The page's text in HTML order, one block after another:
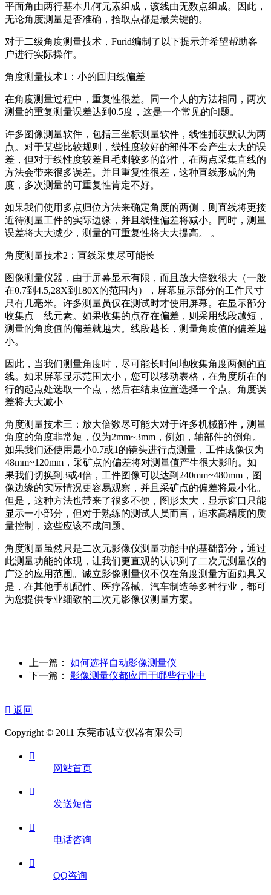
平面角由两行基本几何元素组成，该线由无数点组成。因此，
无论角度测量是否准确，拾取点都是最关键的。
对于二级角度测量技术，Furid编制了以下提示并希望帮助客
户进行实际操作。
角度测量技术1：小的回归线偏差
在角度测量过程中，重复性很差。同一个人的方法相同，两次
测量的重复测量误差达到0.5度，这是一个常见的问题。
许多图像测量软件，包括三坐标测量软件，线性捕获默认为两
点。对于某些比较规则，线性度较好的部件不会产生太大的误
差，但对于线性度较差且毛刺较多的部件，在两点采集直线的
方法会带来很多误差。并且重复性很差，这种直线形成的角
度，多次测量的可重复性肯定不好。
如果我们使用多点归位方法来确定角度的两侧，则直线将更接
近待测量工件的实际边缘，并且线性偏差将减小。同时，测量
误差将大大减少，测量的可重复性将大大提高。 。
角度测量技术2：直线采集尽可能长
图像测量仪器，由于屏幕显示有限，而且放大倍数很大（一般
在0.7到4.5,28X到180X的范围内），屏幕显示部分的工件尺寸
只有几毫米。许多测量员仅在测试时才使用屏幕。在显示部分
收集点 线元素。如果收集的点存在偏差，则采用线段越短，
测量的角度值的偏差就越大。线段越长，测量角度值的偏差越
小。
因此，当我们测量角度时，尽可能长时间地收集角度两侧的直
线。如果屏幕显示范围太小，您可以移动表格，在角度所在的
行的起点处选取一个点，然后在结束位置选择一个点。角度误
差将大大减小
角度测量技术三：放大倍数尽可能大对于许多机械部件，测量
角度的角度非常短，仅为2mm~3mm，例如，轴部件的倒角。
如果我们还使用最小0.7或1的镜头进行点测量，工件成像仅为
48mm~120mm，采矿点的偏差将对测量值产生很大影响。如
果我们切换到3或4倍，工件图像可以达到240mm~480mm，图
像边缘的实际情况更容易观察，并且采矿点的偏差将最小化。
但是，这种方法也带来了很多不便，图形太大，显示窗口只能
显示一小部分，但对于熟练的测试人员而言，追求高精度的质
量控制，这些应该不成问题。
角度测量虽然只是二次元影像仪测量功能中的基础部分，通过
此测量功能的体现，让我们更直观的认识到了二次元测量仪的
广泛的应用范围。诚立影像测量仪不仅在角度测量方面颇具又
是，在其他手机配件、医疗器械、汽车制造等多种行业，都可
为您提供专业细致的二次元影像仪测量方案。
上一篇： 如何选择自动影像测量仪
下一篇： 影像测量仪都应用于哪些行业中
 返回
Copyright © 2011 东莞市诚立仪器有限公司

网站首页

发送短信

电话咨询

QQ咨询